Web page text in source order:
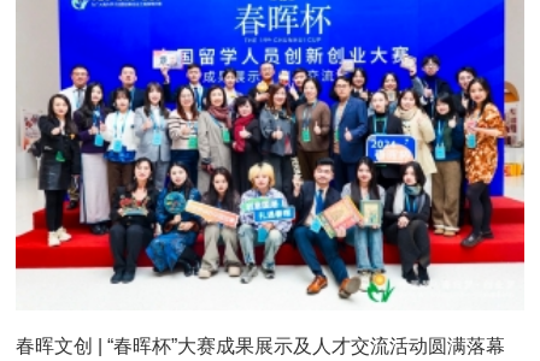
春晖文创 | “春晖杯”大赛成果展示及人才交流活动圆满落幕